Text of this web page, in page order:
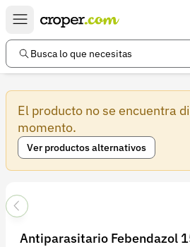
Busca lo que necesitas
El producto no se encuentra
momento.
Ver productos alternativos
Antiparasitario Febendazol
Enlaces de interés
Preguntas frecuentes
Ayuda
Información legal
Términos y condiciones
Política de privacidad
Cuenta